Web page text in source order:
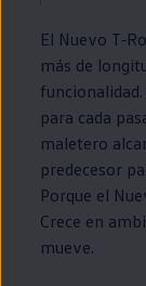
El Nuevo
más de
para cada
maletero
predecesor
Porque el
Crece en
mueve.